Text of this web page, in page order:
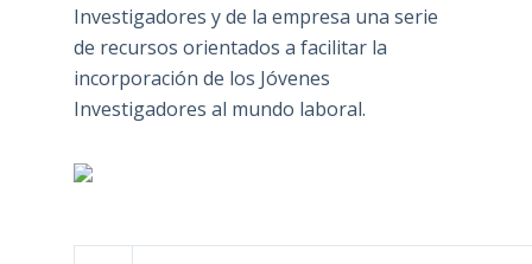
Investigadores y de la empresa una serie
de recursos orientados a facilitar la
incorporación de los Jóvenes
Investigadores al mundo laboral.